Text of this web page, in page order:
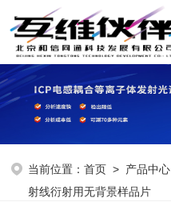
当前位置：首页 > 产品中心
射线衍射用无背景样品片